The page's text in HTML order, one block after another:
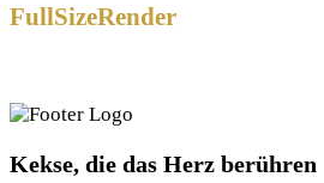
FullSizeRender
Kekse, die das Herz berühren